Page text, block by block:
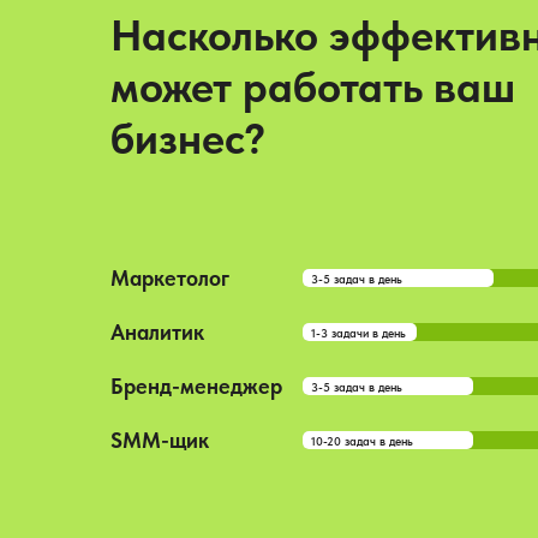
Насколько
может работать ваш
бизнес?
Маркетолог 3-5 задач в день
Аналитик 1-3 задачи в день
Бренд-менеджер 3-5 задач в день
SMM-щик 10-20 задач в день